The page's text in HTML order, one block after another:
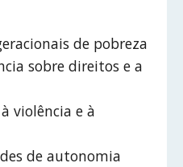
de pobreza
sobre direitos e a
violência e à
de autonomia